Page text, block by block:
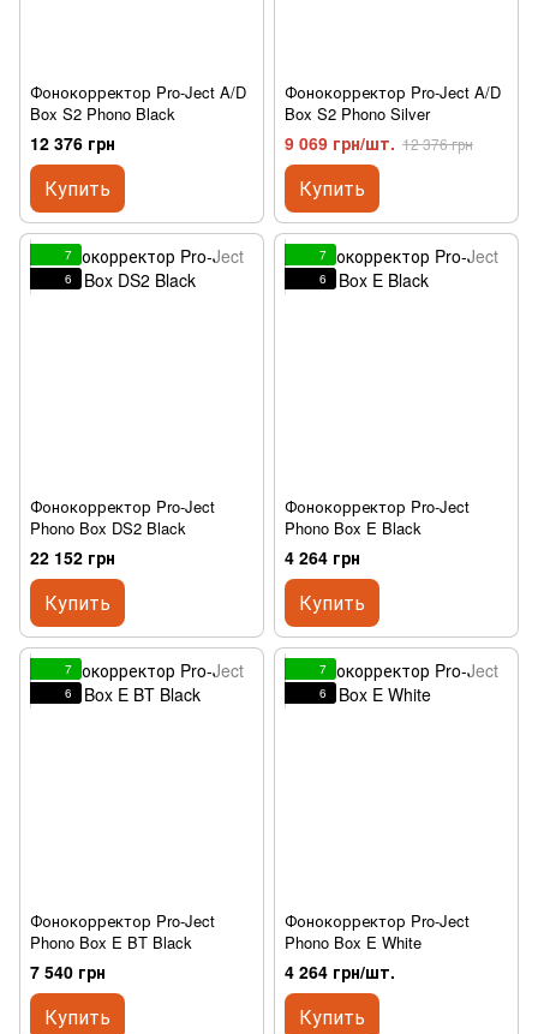
Фонокорректор Pro-Ject A/D
Box S2 Phono Black
12 376 грн
Купить
Фонокорректор Pro-Ject A/D
Box S2 Phono Silver
9 069 грн/шт. 12 376 грн
Купить
7
6
Фонокорректор Pro-Ject
Phono Box DS2 Black
22 152 грн
Купить
7
6
Фонокорректор Pro-Ject
Phono Box E Black
4 264 грн
Купить
7
6
Фонокорректор Pro-Ject
Phono Box E BT Black
7 540 грн
Купить
7
6
Фонокорректор Pro-Ject
Phono Box E White
4 264 грн/шт.
Купить